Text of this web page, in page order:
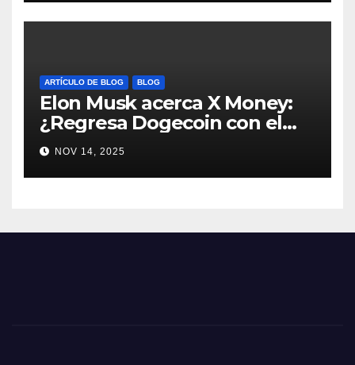
ARTÍCULO DE BLOG BLOG
Elon Musk acerca X Money:
¿Regresa Dogecoin con el
nuevo pago nativo? #Cripto
#Dogecoin
NOV 14, 2025